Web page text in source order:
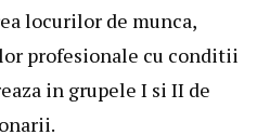
locurilor de munca,
profesionale cu conditii
in grupele I si II de